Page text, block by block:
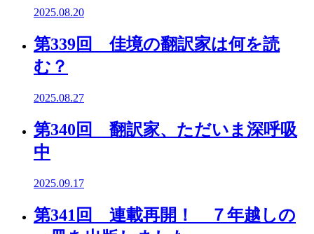
2025.08.20
第339回 佳境の翻訳家は何を読
む？
2025.08.27
第340回 翻訳家、ただいま深呼吸
中
2025.09.17
第341回 連載再開！ ７年越しの